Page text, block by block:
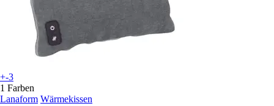
+-3
1 Farben
Lanaform Wärmekissen